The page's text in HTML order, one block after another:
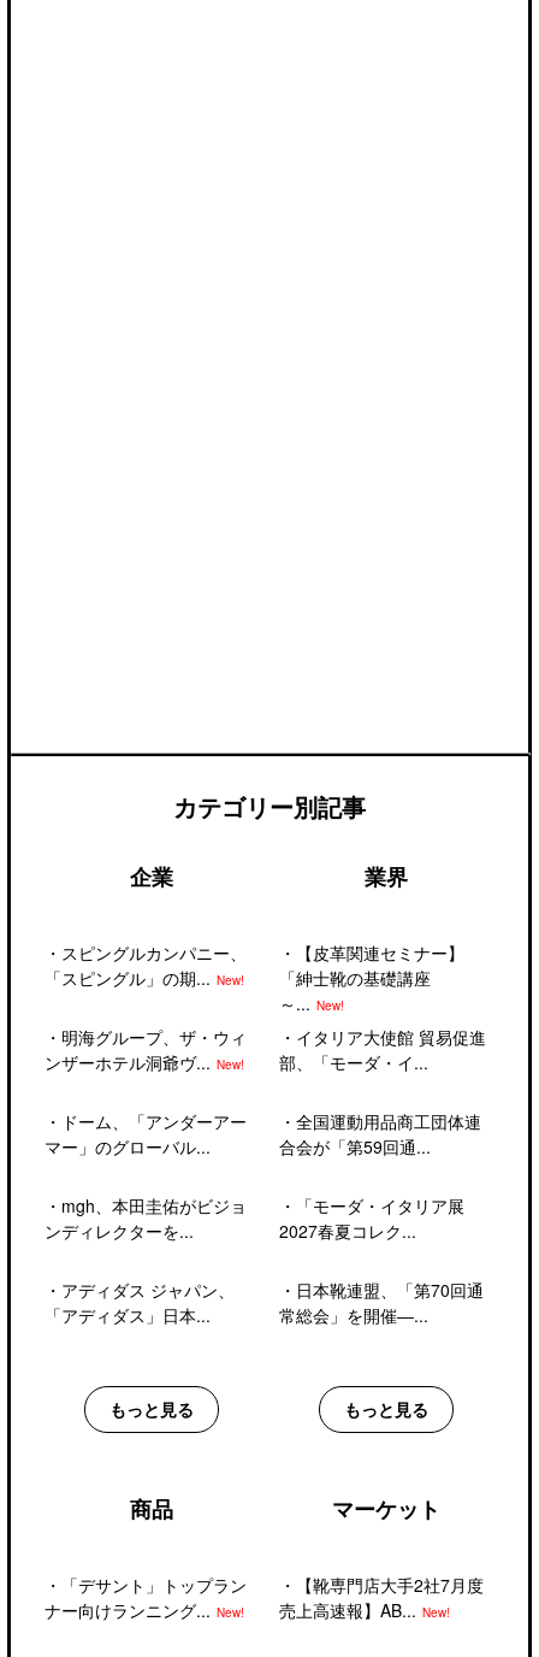
カテゴリー別記事
企業
・ スピングルカンパニー、
「スピングル」の期... New!
・ 明海グループ、ザ・ウィ
ンザーホテル洞爺ヴ... New!
・ ドーム、「アンダーアー
マー」のグローバル...
・ mgh、本田圭佑がビジョ
ンディレクターを...
・ アディダス ジャパン、
「アディダス」日本...
もっと見る
業界
・
【皮革関連セミナー】
「紳士靴の基礎講座
～... New!
・ イタリア大使館 貿易促進
部、「モーダ・イ...
・ 全国運動用品商工団体連
合会が「第59回通...
・
「モーダ・イタリア展
2027春夏コレク...
・ 日本靴連盟、「第70回通
常総会」を開催―...
もっと見る
商品
・
「デサント」トップラン
ナー向けランニング... New!
マーケット
・
【靴専門店大手2社7月度
売上高速報】AB... New!